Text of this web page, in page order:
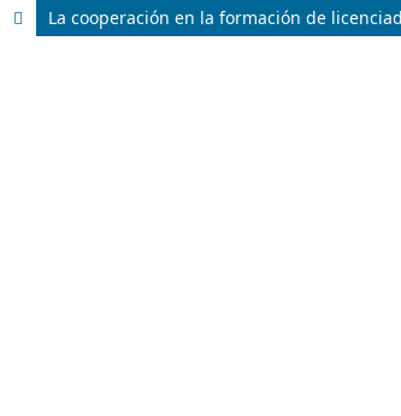
La cooperación en la formación de